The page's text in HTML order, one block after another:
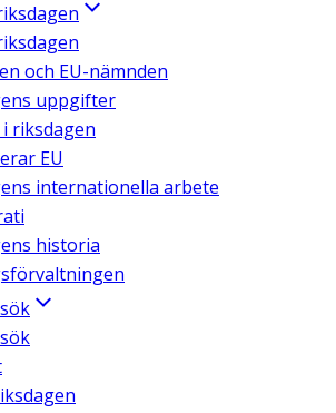
och EU-nämnden
uppgifter
riksdagen
EU
internationella arbete
historia